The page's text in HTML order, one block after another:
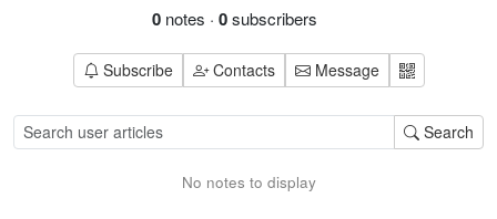
0 notes · 0subscribers
Subscribe Contacts Message
Search
No notes to display